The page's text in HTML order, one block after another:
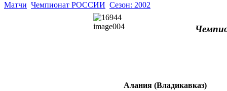
Матчи Чемпионат РОССИИ Сезон: 2002
Алания (Владикавказ)